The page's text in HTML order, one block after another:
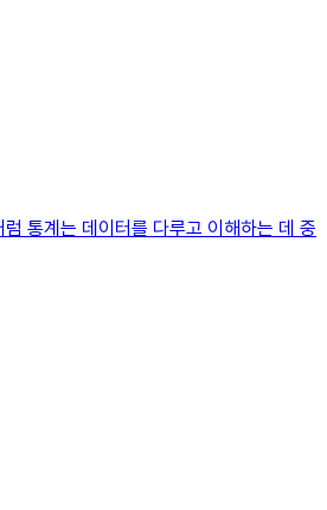
통계는 데이터를 다루고 이해하는 데 중